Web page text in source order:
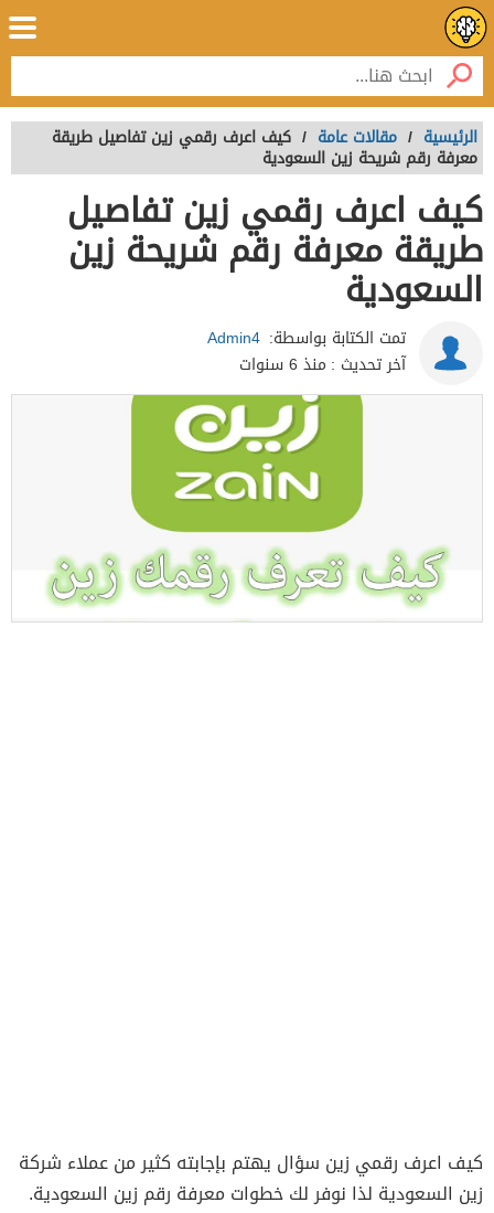
الرئيسية / مقالات عامة / كيف اعرف رقمي زين تفاصيل طريقة
معرفة رقم شريحة زين السعودية
كيف اعرف رقمي زين تفاصيل
طريقة معرفة رقم شريحة زين
السعودية
تمت الكتابة بواسطة: Admin4
آخر تحديث : منذ 6 سنوات
كيف اعرف رقمي زين سؤال يهتم بإجابته كثير من عملاء شركة
زين السعودية لذا نوفر لك خطوات معرفة رقم زين السعودية.